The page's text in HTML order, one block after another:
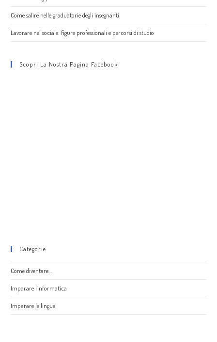
Come salire nelle graduatorie degli insegnanti
Lavorare nel sociale: figure professionali e percorsi di studio
Scopri La Nostra Pagina Facebook
Categorie
Come diventare…
Imparare l'informatica
Imparare le lingue